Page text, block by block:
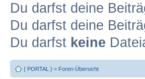
Du darfst deine
Du darfst deine
Du darfst keine
{ PORTAL } » Foren-Übersicht